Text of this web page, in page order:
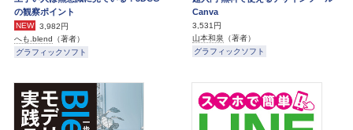
の観察ポイント
NEW
3,982円
へも.blend （著者）
グラフィックソフト
Canva
3,531円
山本和泉 （著者）
グラフィックソフト